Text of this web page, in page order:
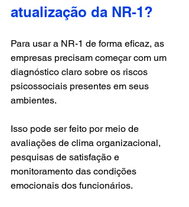
atualização da NR-1?
Para usar a NR-1 de forma eficaz, as
empresas precisam começar com um
diagnóstico claro sobre os riscos
psicossociais presentes em seus
ambientes.
Isso pode ser feito por meio de
avaliações de clima organizacional,
pesquisas de satisfação e
monitoramento das condições
emocionais dos funcionários.